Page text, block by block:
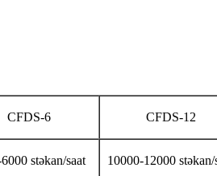
CFDS-6 CFDS-12
stəkan/saat 10000-12000 stəkan/